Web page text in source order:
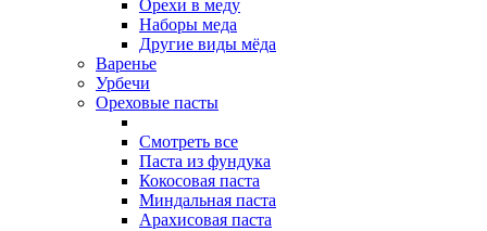
Орехи в меду
Наборы меда
Другие виды мёда
Варенье
Урбечи
Ореховые пасты
Смотреть все
Паста из фундука
Кокосовая паста
Миндальная паста
Арахисовая паста